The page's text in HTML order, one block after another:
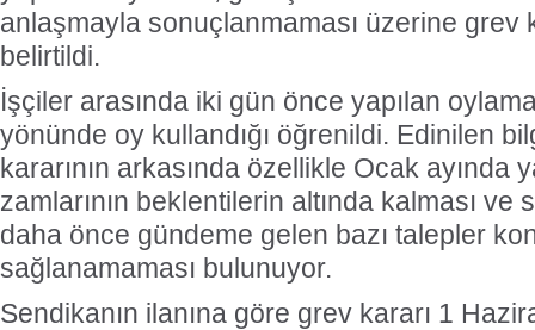
anlaşmayla sonuçlanmaması üzerine grev
belirtildi.
İşçiler arasında iki gün önce yapılan
yönünde oy kullandığı öğrenildi. Edinilen
kararının arkasında özellikle Ocak ayında
zamlarının beklentilerin altında kalması
daha önce gündeme gelen bazı talepler
sağlanamaması bulunuyor.
Sendikanın ilanına göre grev kararı 1